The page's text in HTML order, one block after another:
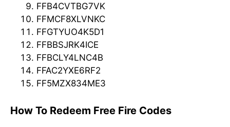
FFB4CVTBG7VK
FFMCF8XLVNKC
FFGTYUO4K5D1
FFBBSJRK4ICE
FFBCLY4LNC4B
FFAC2YXE6RF2
FF5MZX834ME3
How To Redeem Free Fire Codes